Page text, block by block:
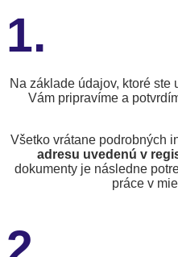
1.
Na základe údajov, ktoré ste
Vám pripravíme a
Všetko vrátane podrobných
adresu uvedenú v
dokumenty je následne
práce v